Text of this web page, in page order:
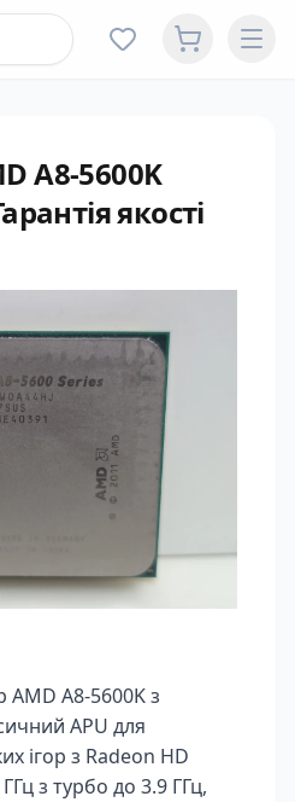
A8-5600K
якості
A8-5600K з
APU для
ігор з Radeon HD
з турбо до 3.9 ГГц,